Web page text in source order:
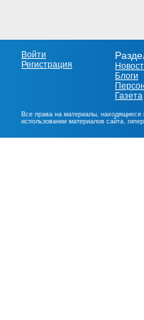
Войти
Регистрация
Блоги
Газета
Все права на материалы,
использовании материалов сайта,